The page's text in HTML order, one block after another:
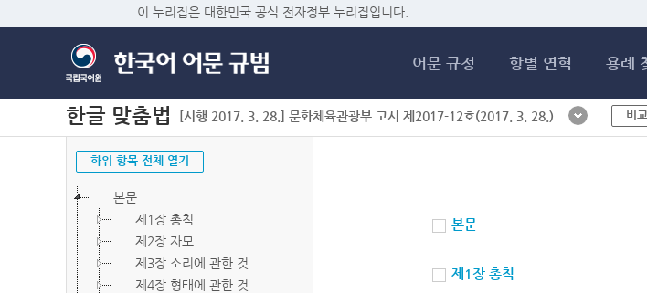
이 누리집은 대한민국 공식 전자정부 누리집입니다.
어문 규정 항별 연혁 용례
한글 맞춤법 [시행 2017. 3. 28.] 문화체육관광부 고시 제2017-12호(2017. 3. 28.) 비
하위 항목 전체 열기
본문
제1장 총칙
제2장 자모
제3장 소리에 관한 것
제4장 형태에 관한 것
본문
제1장 총칙